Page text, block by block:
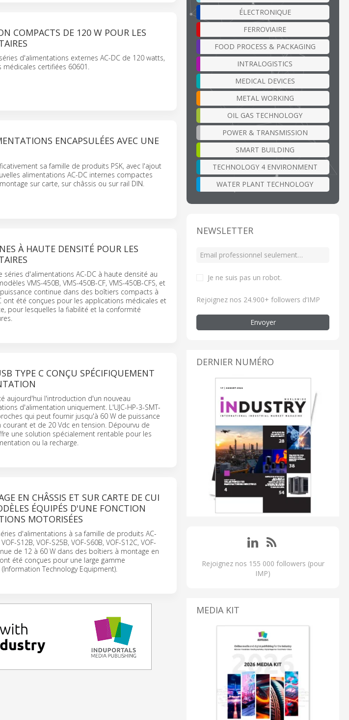
COMPACTS DE 120 W POUR LES
d'alimentations externes AC-DC de 120 watts,
certifiées 60601.
ENCAPSULÉES AVEC UNE
sa famille de produits PSK, avec l'ajout
alimentations AC-DC internes compactes
sur carte, sur châssis ou sur rail DIN.
À HAUTE DENSITÉ POUR LES
d'alimentations AC-DC à haute densité au
VMS-450B, VMS-450B-CF, VMS-450B-CFS, et
continue dans des boîtiers compacts à
ont été conçues pour les applications médicales et
pour lesquelles la fiabilité et la conformité
TYPE C CONÇU SPÉCIFIQUEMENT
aujourd'hui l'introduction d'un nouveau
d'alimentation uniquement. L'UJC-HP-3-SMT-
qui peut fournir jusqu'à 60 W de puissance
et de 20 Vdc en tension. Dépourvu de
une solution spécialement rentable pour les
ou la recharge.
EN CHÂSSIS ET SUR CARTE DE CUI
ÉQUIPÉS D'UNE FONCTION
MOTORISÉES
d'alimentations à sa famille de produits AC-
S12B, VOF-S25B, VOF-S60B, VOF-S12C, VOF-
de 12 à 60 W dans des boîtiers à montage en
été conçues pour une large gamme
Technology Equipment).
ÉLECTRONIQUE
FERROVIAIRE
FOOD PROCESS & PACKAGING
INTRALOGISTICS
MEDICAL DEVICES
METAL WORKING
OIL GAS TECHNOLOGY
POWER & TRANSMISSION
SMART BUILDING
TECHNOLOGY 4 ENVIRONMENT
WATER PLANT TECHNOLOGY
NEWSLETTER
Je ne suis pas un robot.
Rejoignez nos 24.900+ followers d’IMP
Envoyer
DERNIER NUMÉRO
Rejoignez nos 155 000 followers (pour
IMP)
MEDIA KIT